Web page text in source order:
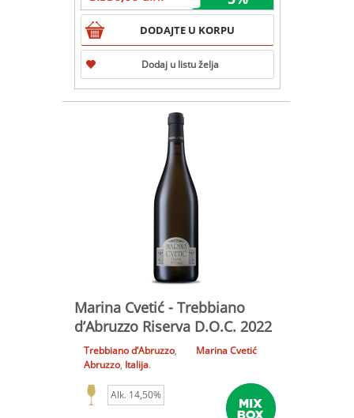
DODAJTE U KORPU
Dodaj u listu želja
Marina Cvetić - Trebbiano
d’Abruzzo Riserva D.O.C. 2022
Trebbiano d’Abruzzo,
Abruzzo, Italija.
Marina Cvetić
Alk. 14,50%